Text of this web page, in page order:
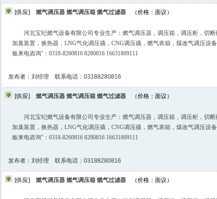
[供应] 燃气调压器 燃气调压箱 燃气过滤器 （价格：面议）
河北宝纪燃气设备有限公司专业生产：燃气调压器，调压箱，调压柜，切
加臭装置，换热器，LNG气化调压撬，CNG调压撬，燃气表箱，煤改气调压设
板来电咨询️''：0318-8260816 8280816 16631809111
发布者：刘经理 联系电话：03188280816
[供应] 燃气调压器 燃气调压箱 燃气过滤器 （价格：面议）
河北宝纪燃气设备有限公司专业生产：燃气调压器，调压箱，调压柜，切
加臭装置，换热器，LNG气化调压撬，CNG调压撬，燃气表箱，煤改气调压设
板来电咨询️''：0318-8260816 8280816 16631809111
发布者：刘经理 联系电话：03188280816
[供应] 燃气调压器 燃气调压箱 燃气过滤器 （价格：面议）